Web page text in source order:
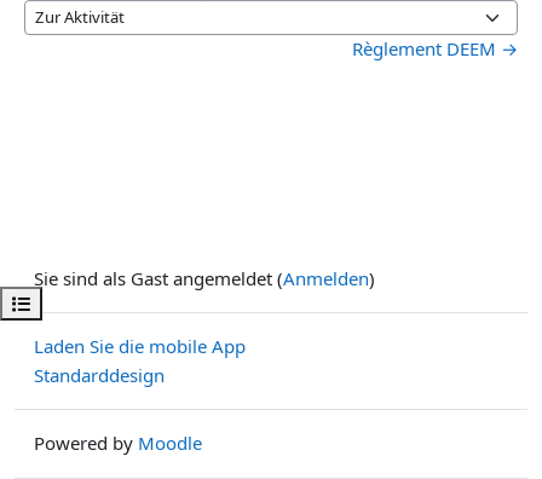
Kursindex öffnen
Zur Aktivität
Règlement DEEM →
Sie sind als Gast angemeldet (Anmelden)
Laden Sie die mobile App
Standarddesign
Powered by Moodle